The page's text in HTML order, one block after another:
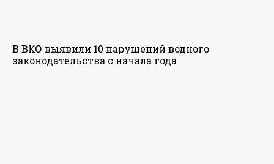
В ВКО выявили 10 нарушений водного
законодательства с начала года